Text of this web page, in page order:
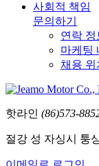
사회적 책임
문의하기
연락 정
마케팅
채용 위
핫라인 (86)573-
절강 성 자싱시 퉁